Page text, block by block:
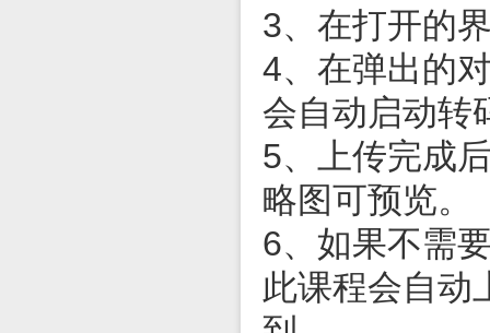
3、在打开的
4、在弹出的
会自动启动转
5、上传完成
略图可预览。
6、如果不需
此课程会自动